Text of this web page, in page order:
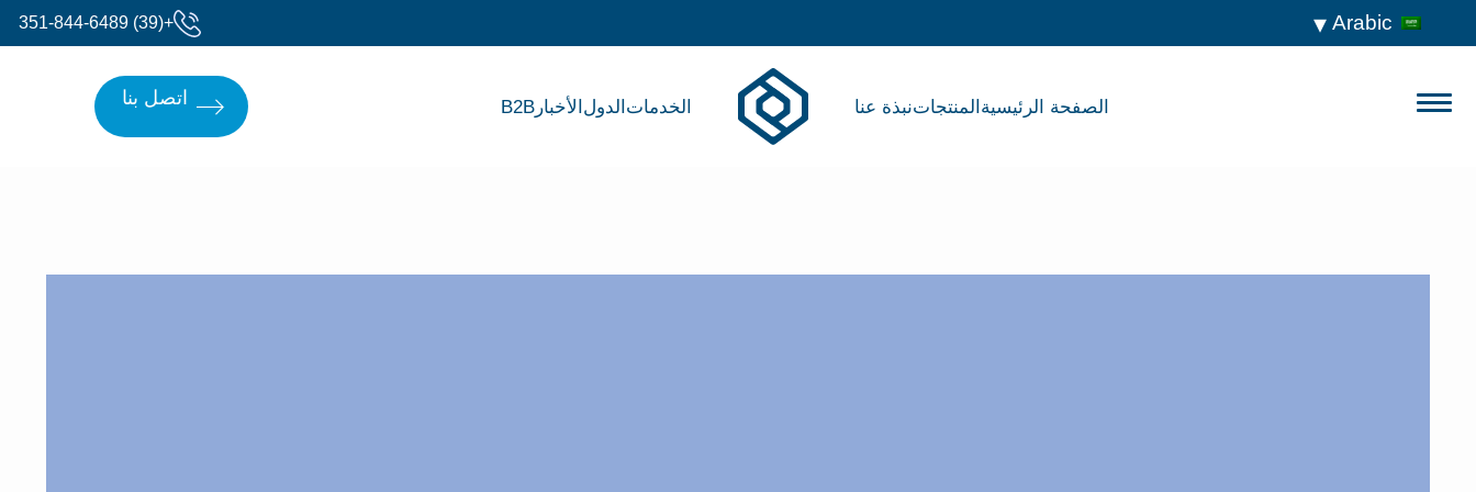
+(39) 351-844-6489
الصفحة الرئيسية المنتجاتنبذة عنا الخدمات الدول الأخبارB2B اتصل بنا